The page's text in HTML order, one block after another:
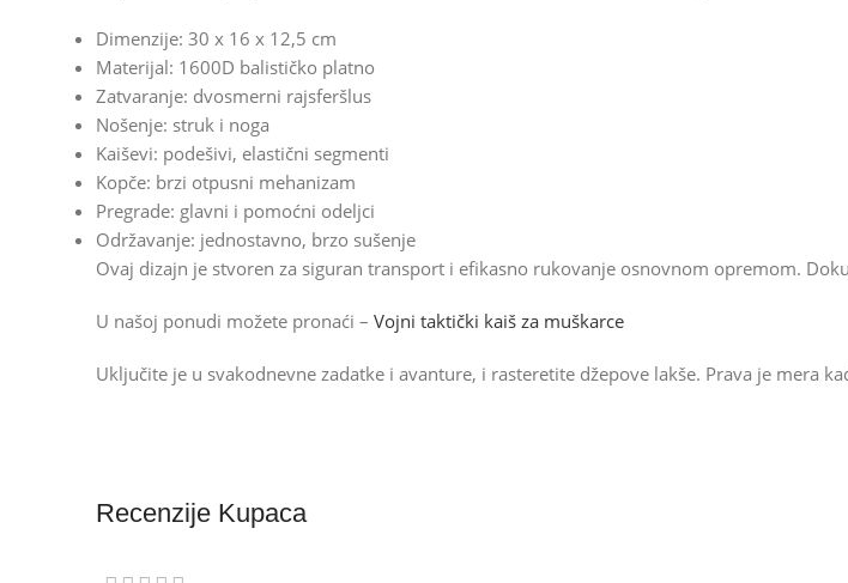
Dimenzije: 30 x 16 x 12,5 cm
Materijal: 1600D balističko platno
Zatvaranje: dvosmerni rajsferšlus
Nošenje: struk i noga
Kaiševi: podešivi, elastični segmenti
Kopče: brzi otpusni mehanizam
Pregrade: glavni i pomoćni odeljci
Održavanje: jednostavno, brzo sušenje
Ovaj dizajn je stvoren za siguran transport i efikasno rukovanje osnovnom opremom.
U našoj ponudi možete pronaći – Vojni taktički kaiš za muškarce
Uključite je u svakodnevne zadatke i avanture, i rasteretite džepove lakše. Prava je mera
Recenzije Kupaca